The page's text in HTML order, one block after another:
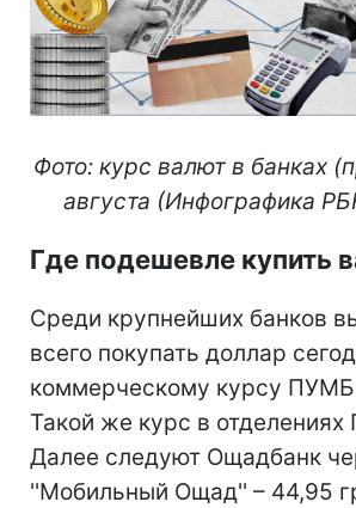
Фото: курс валют в банках
августа (Инфографика
Где подешевле купить
Среди крупнейших банков
всего покупать доллар
коммерческому курсу ПУМБ
Такой же курс в отделениях
Далее следуют Ощадбанк
''Мобильный Ощад'' – 44,95